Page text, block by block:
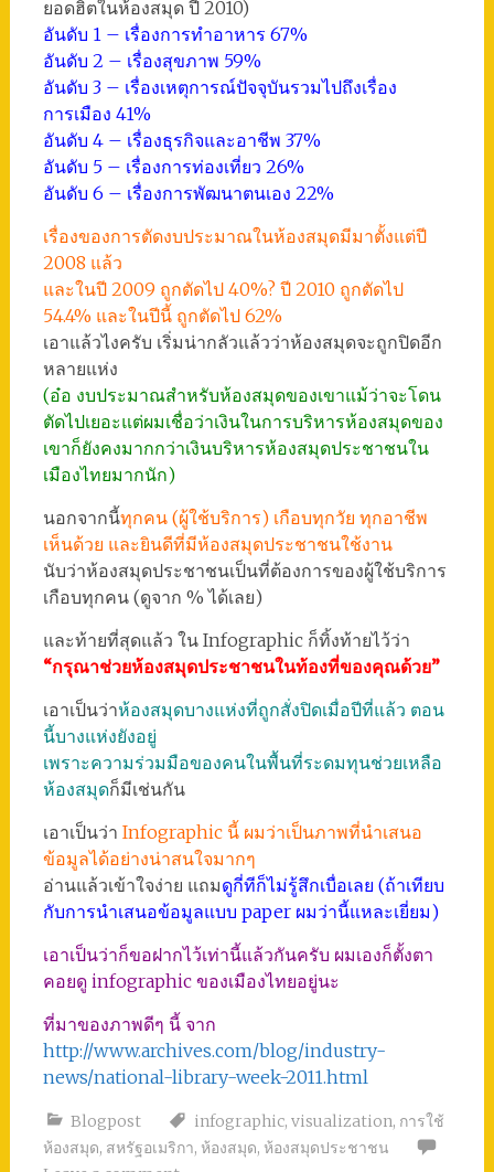
ยอดฮิตในห้องสมุด ปี 2010)
อันดับ 1 – เรื่องการทำอาหาร 67%
อันดับ 2 – เรื่องสุขภาพ 59%
อันดับ 3 – เรื่องเหตุการณ์ปัจจุบันรวมไปถึงเรื่อง
การเมือง 41%
อันดับ 4 – เรื่องธุรกิจและอาชีพ 37%
อันดับ 5 – เรื่องการท่องเที่ยว 26%
อันดับ 6 – เรื่องการพัฒนาตนเอง 22%
เรื่องของการตัดงบประมาณในห้องสมุดมีมาตั้งแต่ปี
2008 แล้ว
และในปี 2009 ถูกตัดไป 40%? ปี 2010 ถูกตัดไป
54.4% และในปีนี้ ถูกตัดไป 62%
เอาแล้วไงครับ เริ่มน่ากลัวแล้วว่าห้องสมุดจะถูกปิดอีก
หลายแห่ง
(อ๋อ งบประมาณสำหรับห้องสมุดของเขาแม้ว่าจะโดน
ตัดไปเยอะแต่ผมเชื่อว่าเงินในการบริหารห้องสมุดของ
เขาก็ยังคงมากกว่าเงินบริหารห้องสมุดประชาชนใน
เมืองไทยมากนัก)
นอกจากนี้ทุกคน (ผู้ใช้บริการ) เกือบทุกวัย ทุกอาชีพ
เห็นด้วย และยินดีที่มีห้องสมุดประชาชนใช้งาน
นับว่าห้องสมุดประชาชนเป็นที่ต้องการของผู้ใช้บริการ
เกือบทุกคน (ดูจาก % ได้เลย)
และท้ายที่สุดแล้ว ใน Infographic ก็ทิ้งท้ายไว้ว่า
“กรุณาช่วยห้องสมุดประชาชนในท้องที่ของคุณด้วย”
เอาเป็นว่าห้องสมุดบางแห่งที่ถูกสั่งปิดเมื่อปีที่แล้ว ตอน
นี้บางแห่งยังอยู่
เพราะความร่วมมือของคนในพื้นที่ระดมทุนช่วยเหลือ
ห้องสมุดก็มีเช่นกัน
เอาเป็นว่า Infographic นี้ ผมว่าเป็นภาพที่นำเสนอ
ข้อมูลได้อย่างน่าสนใจมากๆ
อ่านแล้วเข้าใจง่าย แถมดูกี่ทีก็ไม่รู้สึกเบื่อเลย (ถ้าเทียบ
กับการนำเสนอข้อมูลแบบ paper ผมว่านี้แหละเยี่ยม)
เอาเป็นว่าก็ขอฝากไว้เท่านี้แล้วกันครับ ผมเองก็ตั้งตา
คอยดู infographic ของเมืองไทยอยู่นะ
ที่มาของภาพดีๆ นี้ จาก
http://www.archives.com/blog/industry-
news/national-library-week-2011.html
Blogpost infographic, visualization, การใช้
ห้องสมุด, สหรัฐอเมริกา, ห้องสมุด, ห้องสมุดประชาชน